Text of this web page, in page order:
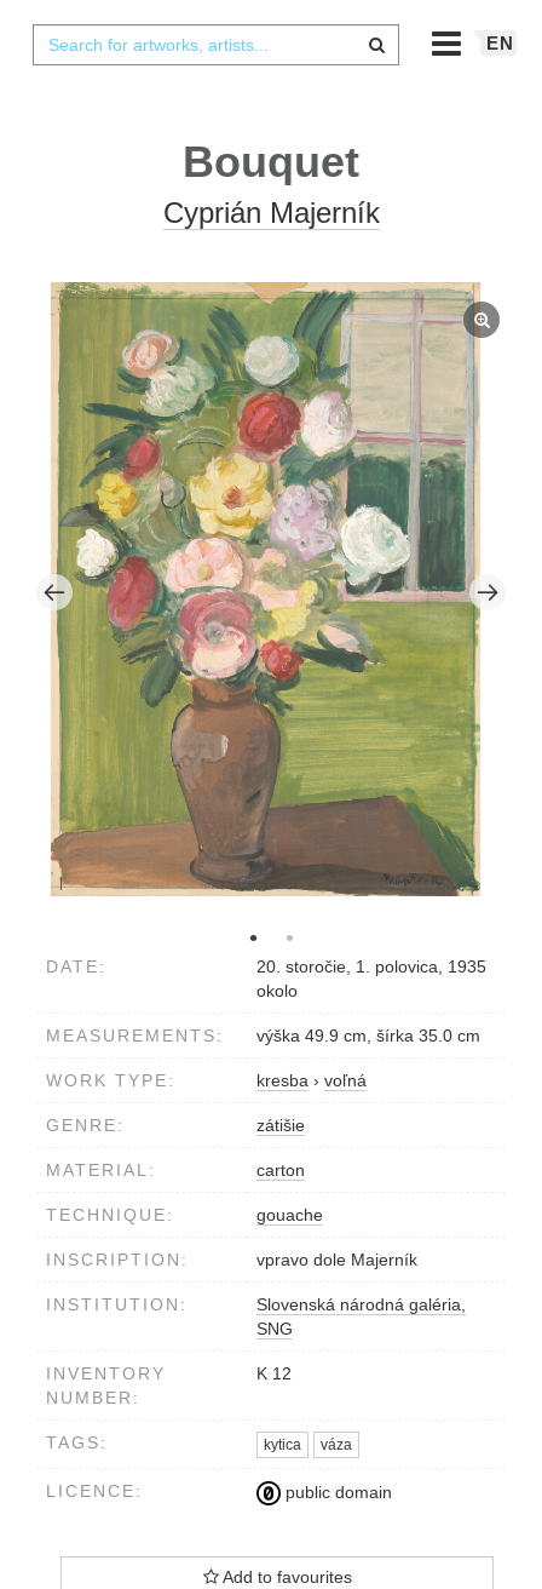
EN
Bouquet
Cyprián Majerník
DATE:
20. storočie, 1. polovica, 1935
okolo
MEASUREMENTS: výška 49.9 cm, šírka 35.0 cm
WORK TYPE: kresba › voľná
GENRE: zátišie
MATERIAL: carton
TECHNIQUE: gouache
INSCRIPTION: vpravo dole Majerník
INSTITUTION:
Slovenská národná galéria,
SNG
INVENTORY
NUMBER:
K 12
TAGS: kytica váza
LICENCE: public domain
Add to favourites